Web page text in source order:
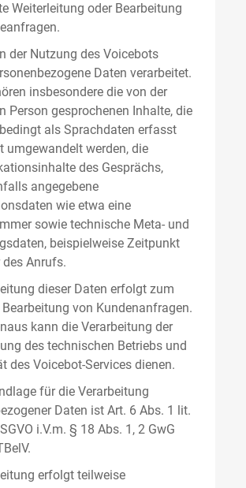
Weiterleitung oder Bearbeitung
der Nutzung des Voicebots
Daten verarbeitet.
insbesondere die von der
Person gesprochenen Inhalte, die
als Sprachdaten erfasst
umgewandelt werden, die
des Gesprächs,
angegebene
wie etwa eine
sowie technische Meta- und
beispielweise Zeitpunkt
Anrufs.
dieser Daten erfolgt zum
von Kundenanfragen.
kann die Verarbeitung der
des technischen Betriebs und
des Voicebot-Services dienen.
für die Verarbeitung
Daten ist Art. 6 Abs. 1 lit.
i.V.m. § 18 Abs. 1, 2 GwG
erfolgt teilweise